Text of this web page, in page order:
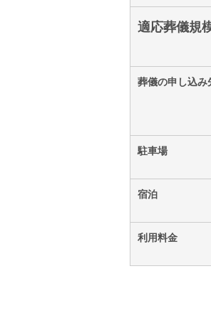
適応葬儀規
葬儀の申し込み
駐車場
宿泊
利用料金